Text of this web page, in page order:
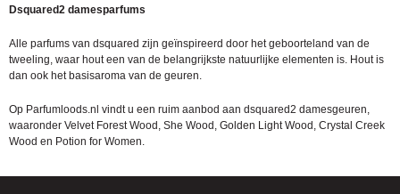
Dsquared2 damesparfums
Alle parfums van dsquared zijn geïnspireerd door het geboorteland van de
tweeling, waar hout een van de belangrijkste natuurlijke elementen is. Hout is
dan ook het basisaroma van de geuren.
Op Parfumloods.nl vindt u een ruim aanbod aan dsquared2 damesgeuren,
waaronder Velvet Forest Wood, She Wood, Golden Light Wood, Crystal Creek
Wood en Potion for Women.